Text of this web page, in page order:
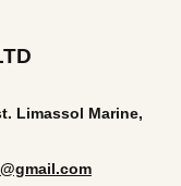
Limassol Marine,